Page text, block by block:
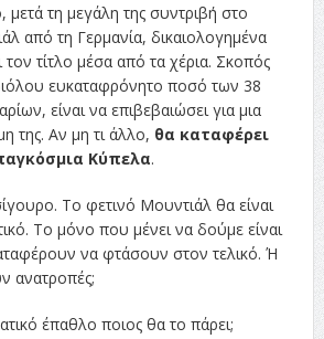
τη μεγάλη της συντριβή στο
από τη Γερμανία, δικαιολογημένα
τον τίτλο μέσα από τα χέρια. Σκοπός
ευκαταφρόνητο ποσό των 38
είναι να επιβεβαιώσει για μια
της. Αν μη τι άλλο, θα καταφέρει
Κύπελα.
Το φετινό Μουντιάλ θα είναι
Το μόνο που μένει να δούμε είναι
να φτάσουν στον τελικό. Ή
ανατροπές;
έπαθλο ποιος θα το πάρει;